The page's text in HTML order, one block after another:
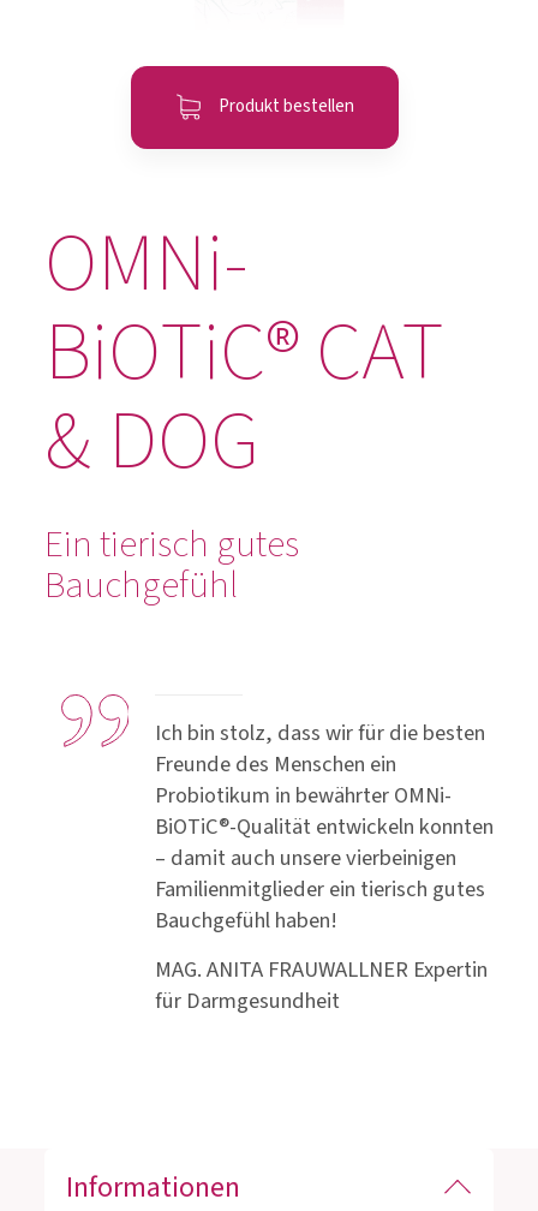
Produkt bestellen
OMNi-
BiOTiC® CAT
& DOG
Ein tierisch gutes
Bauchgefühl
Ich bin stolz, dass wir für die besten
Freunde des Menschen ein
Probiotikum in bewährter OMNi-
BiOTiC®-Qualität entwickeln konnten
– damit auch unsere vierbeinigen
Familienmitglieder ein tierisch gutes
Bauchgefühl haben!
MAG. ANITA FRAUWALLNER Expertin
für Darmgesundheit
Informationen